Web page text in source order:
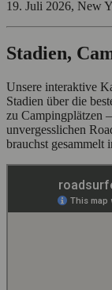
19. Juli 2026, New
Stadien,
Unsere interaktive
Stadien über die
zu Campingplätzen
unvergesslichen
brauchst gesammelt